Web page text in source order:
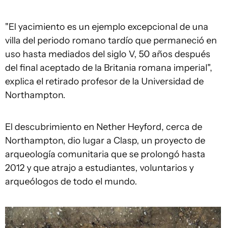
"El yacimiento es un ejemplo excepcional de una
villa del periodo romano tardío que permaneció en
uso hasta mediados del siglo V, 50 años después
del final aceptado de la Britania romana imperial",
explica el retirado profesor de la Universidad de
Northampton.
El descubrimiento en Nether Heyford, cerca de
Northampton, dio lugar a Clasp, un proyecto de
arqueología comunitaria que se prolongó hasta
2012 y que atrajo a estudiantes, voluntarios y
arqueólogos de todo el mundo.